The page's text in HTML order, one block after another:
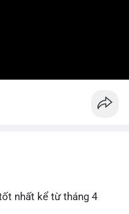
nhất kể từ tháng 4